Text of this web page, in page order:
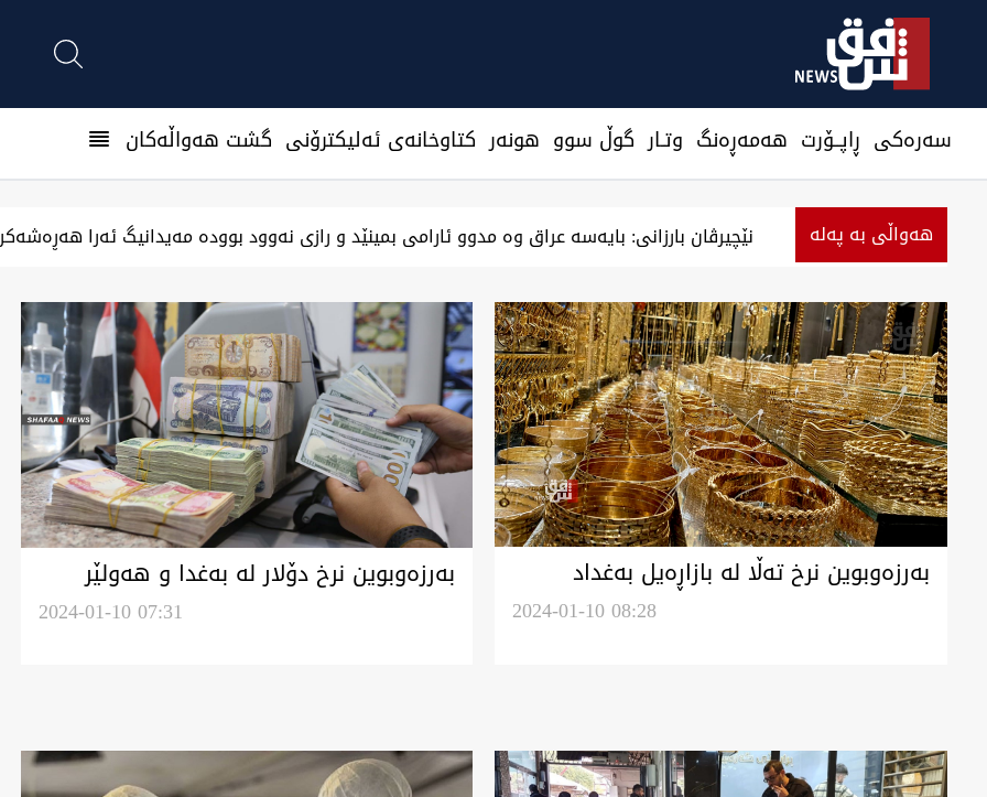
سەرەکی ڕاپــۆرت هه‌مه‌ڕه‌نگ وتـار گوڵ سوو هونه‌ر كتاوخانه‌ی ئه‌ليكترۆنی گشت هەواڵەکان
هەواڵی بە پەلە کەشوهەوای عراق.. گەرمای پەنجایی ناوڕاس و باشوور لە نیمەی هەفتە گرێدەو
بەرزەوبوین نرخ تەڵا لە بازاڕەیل بەغداد
2024-01-10 08:28
بەرزەوبوین نرخ دۆلار لە بەغدا و هەولێر
2024-01-10 07:31